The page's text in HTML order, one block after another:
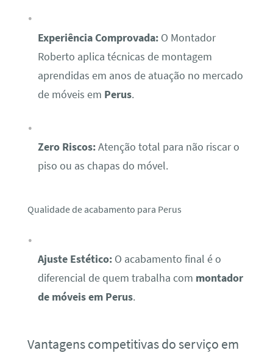
Experiência Comprovada:O Montador
Roberto aplica técnicas de montagem
aprendidas em anos de atuação no mercado
de móveis em Perus.
Zero Riscos:Atenção total para não riscar o
piso ou as chapas do móvel.
Qualidade de acabamento para Perus
Ajuste Estético:O acabamento final é o
diferencial de quem trabalha com montador
de móveis em Perus.
Vantagens competitivas do serviço em